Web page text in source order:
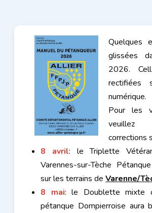
Quelques
glissées
2026.
rectifiées
numérique.
Pour les
corrections
8 avril: le Triplette
Varennes-sur-Tèche
sur les terrains de Varenne/
8 mai: le Doublette mixte
pétanque Dompierroise aura